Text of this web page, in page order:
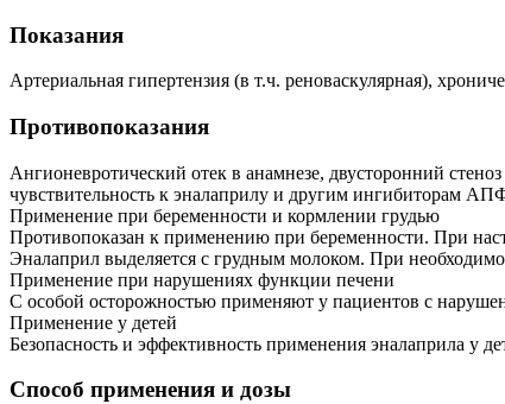
Показания
Артериальная гипертензия (в т.ч. реноваскулярная),
Противопоказания
Ангионевротический отек в анамнезе, двусторонний
чувствительность к эналаприлу и другим ингибиторам
Применение при беременности и кормлении грудью
Противопоказан к применению при беременности. При
Эналаприл выделяется с грудным молоком. При
Применение при нарушениях функции печени
С особой осторожностью применяют у пациентов с
Применение у детей
Безопасность и эффективность применения эналаприла у
Способ применения и дозы